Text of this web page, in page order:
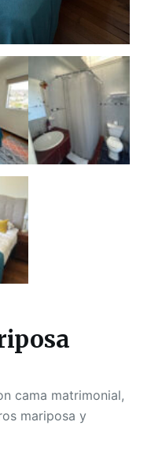
cama matrimonial,
mariposa y